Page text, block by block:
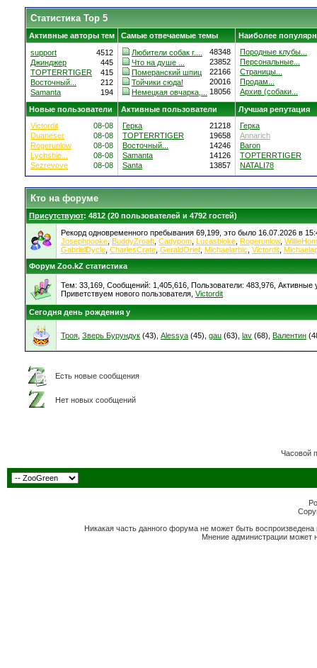
Статистика Top 5
Активные авторы тем Самые отвечаемые темы
Наиболее
support
4512
Джинджер
445
TOPTERRTIGER
415
Восточный...
212
Samanta
194
Любители собак г....
48348
Что на душе ...
23852
Померанский шпиц
22166
Тойчики сюда!
20016
Немецкая овчарка,...
18056
Породные клубы...
Персональные...
Страницы...
Продам...
Архив (собаки...
Новые пользователи Активные пользователи
Лучшая репутация
Victordit
08-08
Duaneser
08-08
Rogerunlow
08-08
Lychshie...
08-08
Sezrevove
08-08
Герка
21218
TOPTERRTIGER
19658
Восточный...
14246
Samanta
14126
Santa
13857
Герка
Annarich
Baron
TOPTERRTIGER
NATALI78
Кто на форуме
Присутствуют: 4812 (20 пользователей и 4792 гостей)
Рекорд одновременного пребывания 69,199, это было 16.07.2026 в
Josephpooke BuddyZroaft Cadypom Lucasbioke Rogerunlow, WillieHom
GabrielDycle CharlesCrate GeraldOrief Michaelarbic Victordit
Форум Zoo.kZ статистика
Тем: 33,169, Сообщений: 1,405,616, Пользователи: 483,976, Активные
Приветствуем нового пользователя, Victordit
Сегодня день рождения у
Троя Зверь Бурундук (43), Alessya (45), gau (63), lav (68), Валентин
Есть новые сообщения
Нет новых сообщений
Часовой
Никакая часть данного форума не может быть
Мнение администрации может